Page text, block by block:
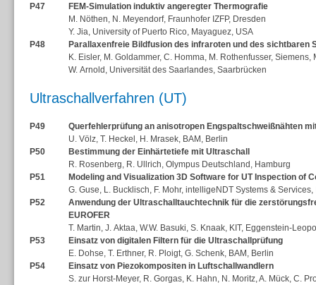
P47
FEM-Simulation induktiv angeregter Thermografie
M. Nöthen, N. Meyendorf, Fraunhofer IZFP, Dresden
Y. Jia, University of Puerto Rico, Mayaguez, USA
P48
Parallaxenfreie Bildfusion des infraroten und des
K. Eisler, M. Goldammer, C. Homma, M. Rothenfusser, Siemens,
W. Arnold, Universität des Saarlandes, Saarbrücken
Ultraschallverfahren (UT)
P49
Querfehlerprüfung an anisotropen Engspaltschweißnähten
U. Völz, T. Heckel, H. Mrasek, BAM, Berlin
P50
Bestimmung der Einhärtetiefe mit Ultraschall
R. Rosenberg, R. Ullrich, Olympus Deutschland, Hamburg
P51
Modeling and Visualization 3D Software for UT Inspection of
G. Guse, L. Bucklisch, F. Mohr, intelligeNDT Systems &
P52
Anwendung der Ultraschalltauchtechnik für die
EUROFER
T. Martin, J. Aktaa, W.W. Basuki, S. Knaak, KIT, Eggenstein-
P53
Einsatz von digitalen Filtern für die Ultraschallprüfung
E. Dohse, T. Erthner, R. Ploigt, G. Schenk, BAM, Berlin
P54
Einsatz von Piezokompositen in Luftschallwandlern
S. zur Horst-Meyer, R. Gorgas, K. Hahn, N. Moritz, A. Mück, C.